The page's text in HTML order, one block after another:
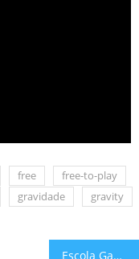
free
free-to-play
gravidade
gravity
Escola Games: Hora de pintar Natal!